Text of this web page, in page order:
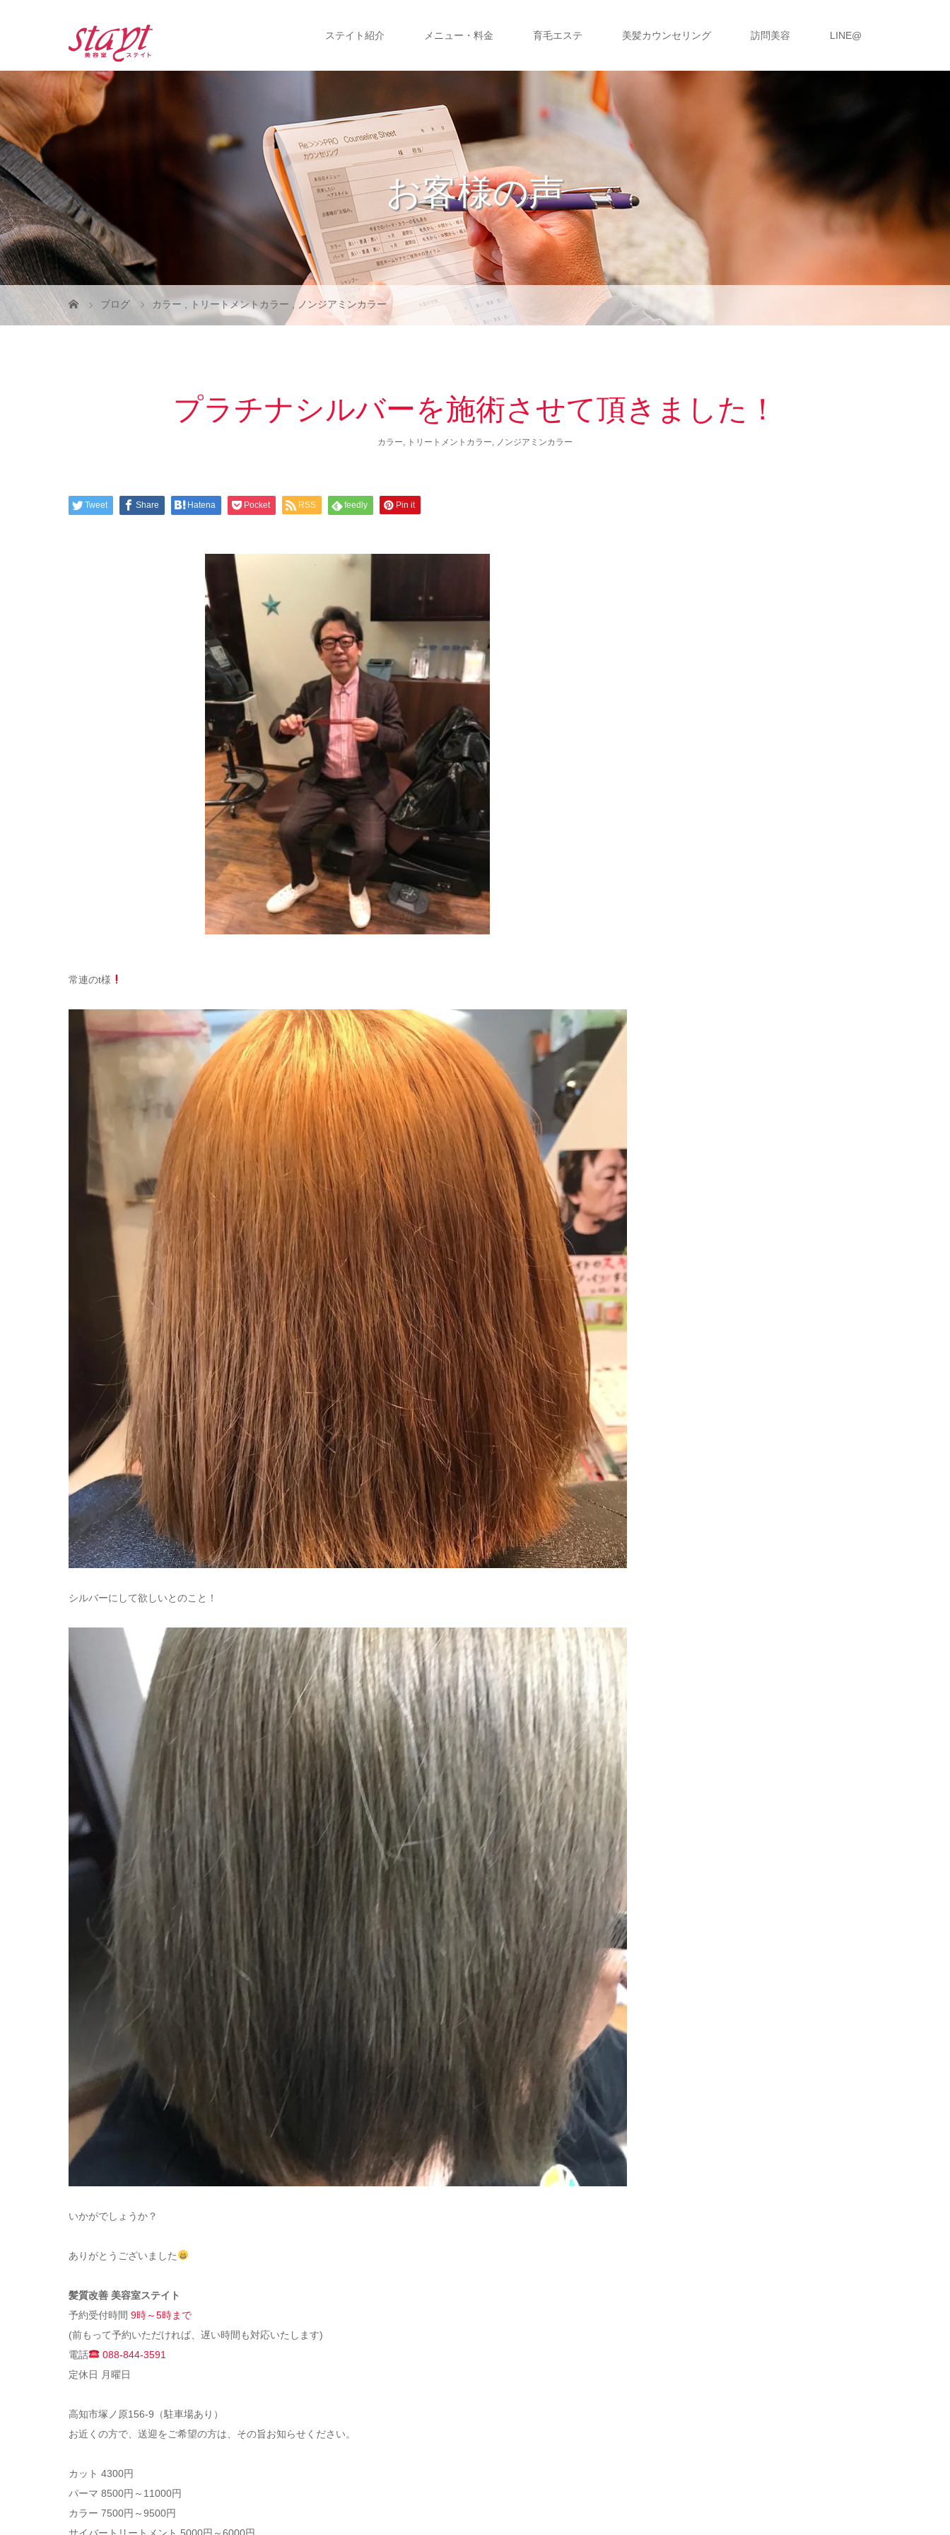
ステイト紹介 メニュー・料金 育毛エステ 美髪カウンセリング 訪問美容 LINE@
お客様の声
ブログ カラー トリートメントカラー , ノンジアミンカラー
プラチナシルバーを施術させて頂きました！
カラー, トリートメントカラー, ノンジアミンカラー
Tweet Share Hatena Pocket RSS feedly Pin it
常連のt様
シルバーにして欲しいとのこと！
いかがでしょうか？
ありがとうございました
髪質改善 美容室ステイト
予約受付時間 9時～5時まで
(前もって予約いただければ、遅い時間も対応いたします)
電話
088-844-3591
定休日 月曜日
高知市塚ノ原156-9（駐車場あり）
お近くの方で、送迎をご希望の方は、その旨お知らせください。
カット 4300円
パーマ 8500円～11000円
カラー 7500円～9500円
サイバートリートメント 5000円～6000円